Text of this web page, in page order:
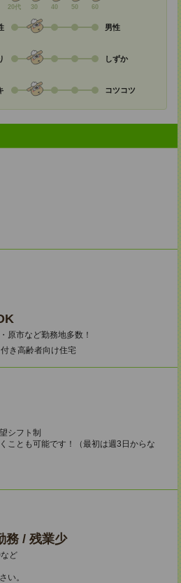
20代 30 40 50 60
男性
しずか
コツコツ
原市など勤務地多数！
き高齢者向け住宅
シフト制
ことも可能です！（最初は週3日からな
務 / 残業少
ど
い。